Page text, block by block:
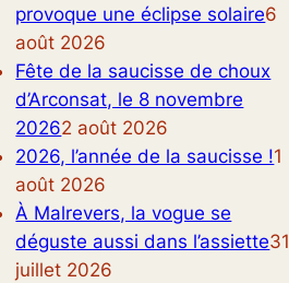
provoque une éclipse solaire6
août 2026
Fête de la saucisse de choux
d’Arconsat, le 8 novembre
20262 août 2026
2026, l’année de la saucisse !1
août 2026
À Malrevers, la vogue se
déguste aussi dans l’assiette31
juillet 2026